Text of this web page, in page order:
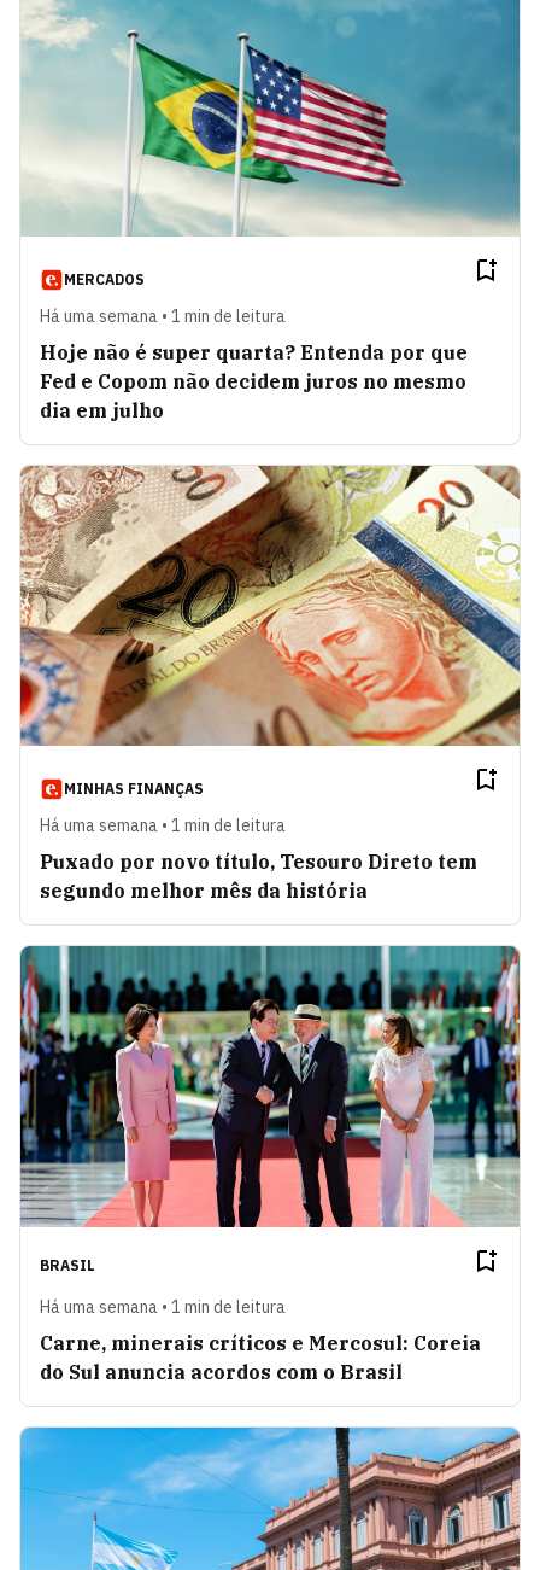
MERCADOS
Há uma semana • 1 min de leitura
Hoje não é super quarta? Entenda por que
Fed e Copom não decidem juros no mesmo
dia em julho
MINHAS FINANÇAS
Há uma semana • 1 min de leitura
Puxado por novo título, Tesouro Direto tem
segundo melhor mês da história
BRASIL
Há uma semana • 1 min de leitura
Carne, minerais críticos e Mercosul: Coreia
do Sul anuncia acordos com o Brasil